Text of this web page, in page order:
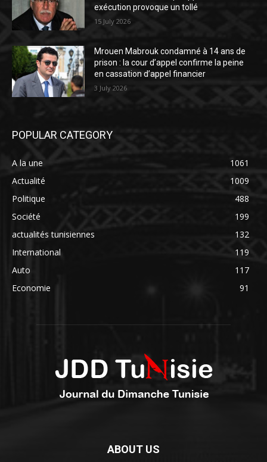
exécution provoque un tollé
15 July 2026
Mrouen Mabrouk condamné à 14 ans de
prison : la cour d’appel confirme la peine
en cassation d’appel financier
3 July 2026
POPULAR CATEGORY
A la une
1061
Actualité
1009
Politique
488
Société
199
actualités tunisiennes
132
International
119
Auto
117
Economie
91
ABOUT US